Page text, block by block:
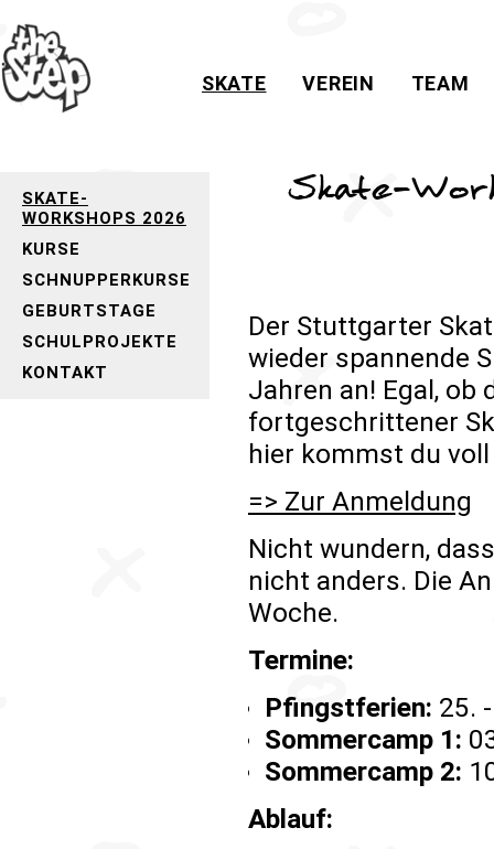
SKATE VEREIN TEAM
Skate-
Der Stuttgarter
wieder spannende
Jahren an! Egal, ob
fortgeschrittener
hier kommst du
=> Zur Anmeldung
Nicht wundern,
nicht anders. Die
Woche.
Termine:
Pfingstferien: 25.
Sommercamp 1:
Sommercamp 2:
Ablauf:
SKATE-
WORKSHOPS 2026
KURSE
SCHNUPPERKURSE
GEBURTSTAGE
SCHULPROJEKTE
KONTAKT